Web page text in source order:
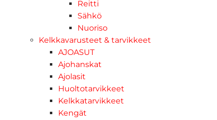
Reitti
Sähkö
Nuoriso
Kelkkavarusteet & tarvikkeet
AJOASUT
Ajohanskat
Ajolasit
Huoltotarvikkeet
Kelkkatarvikkeet
Kengät